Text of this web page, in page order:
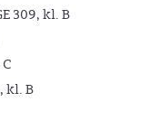
309, kl. B
kl. B